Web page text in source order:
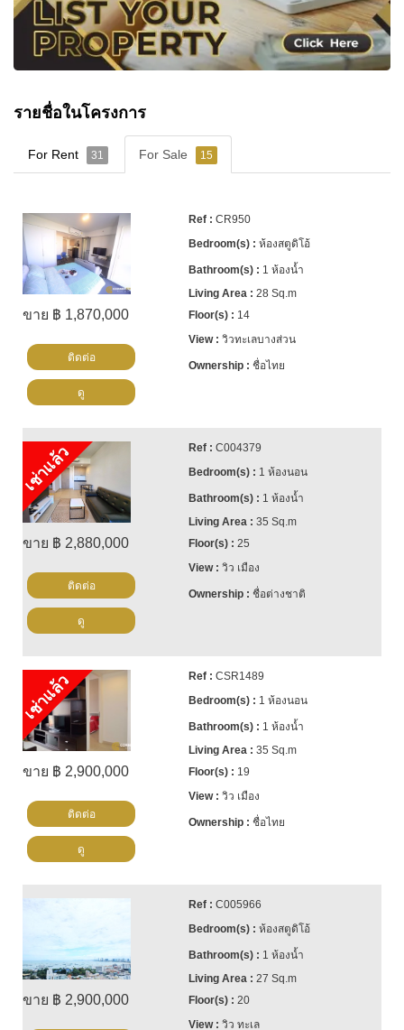
รายชื่อในโครงการ
For Rent 31 For Sale 15
ขาย ฿ 1,870,000
CR950
ห้องสตูดิโอ้
1 ห้องน้ำ
28 Sq.m
14
วิวทะเลบางส่วน
ชื่อไทย
ติดต่อ
ดู
เช่าแล้ว
ขาย ฿ 2,880,000
C004379
1 ห้องนอน
1 ห้องน้ำ
35 Sq.m
25
วิว เมือง
ชื่อต่างชาติ
ติดต่อ
ดู
เช่าแล้ว
ขาย ฿ 2,900,000
CSR1489
1 ห้องนอน
1 ห้องน้ำ
35 Sq.m
19
วิว เมือง
ชื่อไทย
ติดต่อ
ดู
ขาย ฿ 2,900,000
C005966
ห้องสตูดิโอ้
1 ห้องน้ำ
27 Sq.m
20
วิว ทะเล